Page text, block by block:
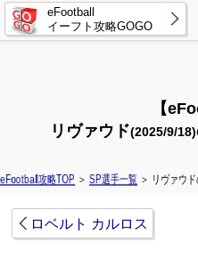
eFootball
イーフト攻略GOGO
【
リヴァウド(2025/9/18)
eFootball攻略TOP ＞ SP選手一覧 ＞ リヴァウ
ロベルト カルロス